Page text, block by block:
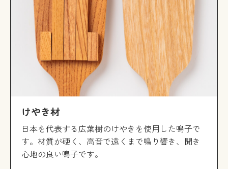
けやき材
日本を代表する広葉樹のけやきを使用した鳴子で
す。材質が硬く、高音で遠くまで鳴り響き、聞き
心地の良い鳴子です。